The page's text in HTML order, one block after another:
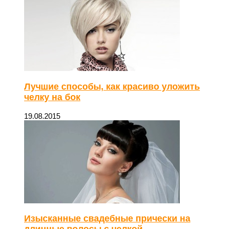
Лучшие способы, как красиво уложить
челку на бок
19.08.2015
Изысканные свадебные прически на